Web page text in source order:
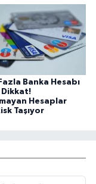
Banka Hesabı
Hesaplar
Taşıyor